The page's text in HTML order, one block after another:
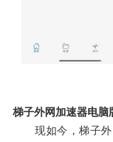
梯子外网加速器电脑
现如今，梯子外